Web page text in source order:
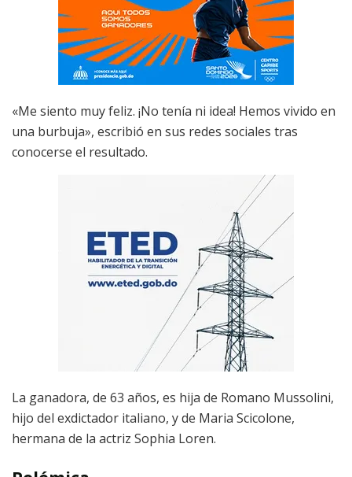
«Me siento muy feliz. ¡No tenía ni idea! Hemos vivido en
una burbuja», escribió en sus redes sociales tras
conocerse el resultado.
La ganadora, de 63 años, es hija de Romano Mussolini,
hijo del exdictador italiano, y de Maria Scicolone,
hermana de la actriz Sophia Loren.